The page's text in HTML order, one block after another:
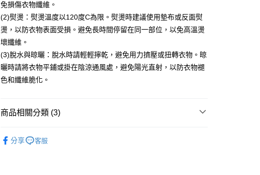
運送方式
付款後全家取貨
每筆NT$80，滿NT$399(含以上)免運費
付款後7-11取貨
每筆NT$80，滿NT$888(含以上)免運費
每筆NT$80，滿NT$888(含以上)免運費
免損傷衣物纖維。
(2)熨燙：熨燙溫度以120度C為限。熨燙時建議使用墊布或反面熨
燙，以防衣物表面受損。避免長時間停留在同一部位，以免高溫燙
壞纖維。
(3)脫水與晾曬：脫水時請輕輕擰乾，避免用力擠壓或扭轉衣物。晾
曬時請將衣物平鋪或掛在陰涼通風處，避免陽光直射，以防衣物褪
色和纖維脆化。
商品相關分類 (3)
分享 客服